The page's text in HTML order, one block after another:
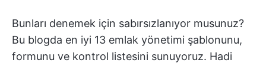
Bunları denemek için sabırsızlanıyor musunuz?
Bu blogda en iyi 13 emlak yönetimi şablonunu,
formunu ve kontrol listesini sunuyoruz. Hadi